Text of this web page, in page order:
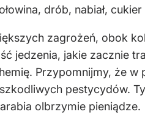
drób, nabiał,
zagrożeń, obok
jedzenia, jakie zacznie
Przypomnijmy, że w
pestycydów.
olbrzymie pieniądze.